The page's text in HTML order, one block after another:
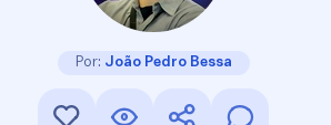
Por: João Pedro Bessa